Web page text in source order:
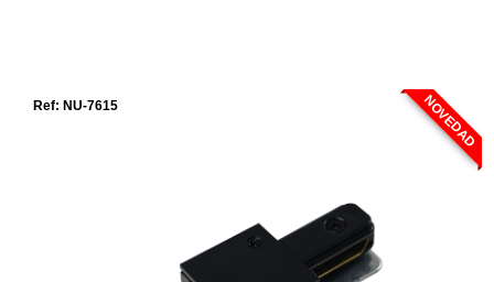
NOVEDAD
Ref: NU-7615